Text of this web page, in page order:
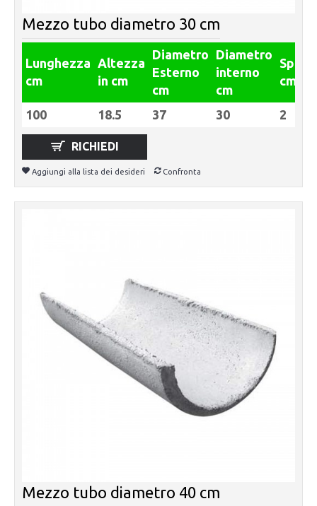
Mezzo tubo diametro 30 cm
Lunghezza
cm
Altezza
in cm
Diametro
Esterno
cm
Diametro
interno
cm
cm
100 18.5 37 30 2
RICHIEDI
Aggiungi alla lista dei desideri Confronta
Mezzo tubo diametro 40 cm